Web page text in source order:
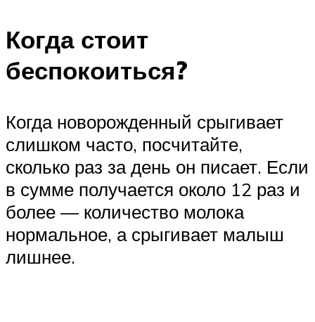
Когда стоит
беспокоиться?
Когда новорожденный срыгивает
слишком часто, посчитайте,
сколько раз за день он писает. Если
в сумме получается около 12 раз и
более — количество молока
нормальное, а срыгивает малыш
лишнее.